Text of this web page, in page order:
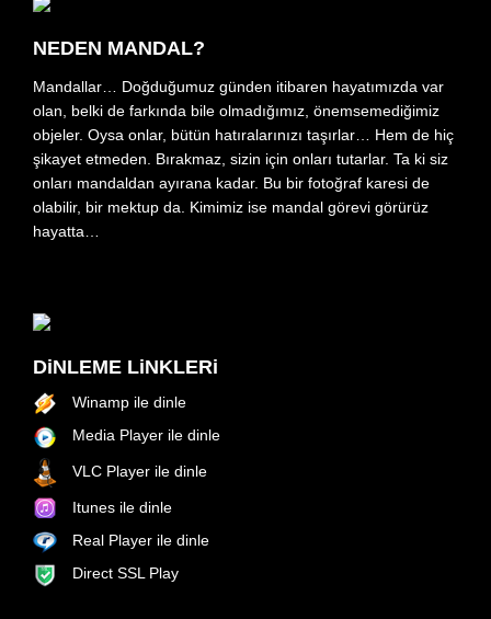
NEDEN MANDAL?
Mandallar… Doğduğumuz günden itibaren hayatımızda var
olan, belki de farkında bile olmadığımız, önemsemediğimiz
objeler. Oysa onlar, bütün hatıralarınızı taşırlar… Hem de hiç
şikayet etmeden. Bırakmaz, sizin için onları tutarlar. Ta ki siz
onları mandaldan ayırana kadar. Bu bir fotoğraf karesi de
olabilir, bir mektup da. Kimimiz ise mandal görevi görürüz
hayatta…
DiNLEME LiNKLERi
Winamp ile dinle
Media Player ile dinle
VLC Player ile dinle
Itunes ile dinle
Real Player ile dinle
Direct SSL Play